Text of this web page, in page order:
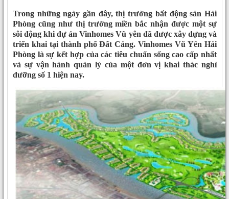
Trong những ngày gần đây, thị trường bất động sản Hải
Phòng cũng như thị trường miền bắc nhận được một sự
sôi động khi dự án Vinhomes Vũ yên đã được xây dựng và
triển khai tại thành phố Đất Cảng. Vinhomes Vũ Yên Hải
Phòng là sự kết hợp của các tiêu chuẩn sống cao cấp nhất
và sự vận hành quản lý của một đơn vị khai thác nghỉ
dưỡng số 1 hiện nay.